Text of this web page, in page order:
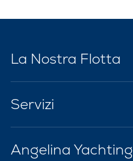
La Nostra Flotta
Servizi
Angelina Yachting